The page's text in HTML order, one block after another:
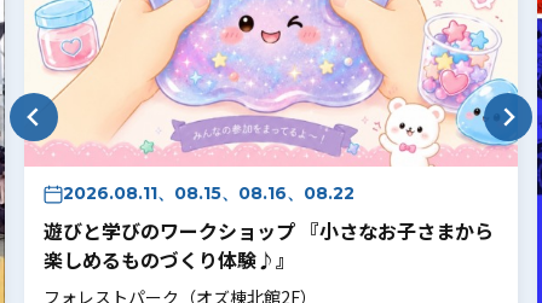
2026.08.11、08.15、08.16、08.22
遊びと学びのワークショップ 『小さなお子さまから
楽しめるものづくり体験♪』
フォレストパーク（オズ棟北館2F）